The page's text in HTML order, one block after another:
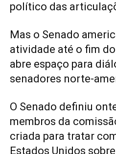
político das
Mas o Senado
atividade até o fim
abre espaço para
senadores norte-
O Senado definiu
membros da
criada para tratar
Estados Unidos